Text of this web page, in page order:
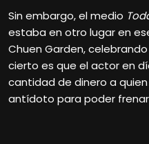
Sin embargo, el medio
estaba en otro lugar en
Chuen Garden,
cierto es que el actor en
cantidad de dinero a
antídoto para poder